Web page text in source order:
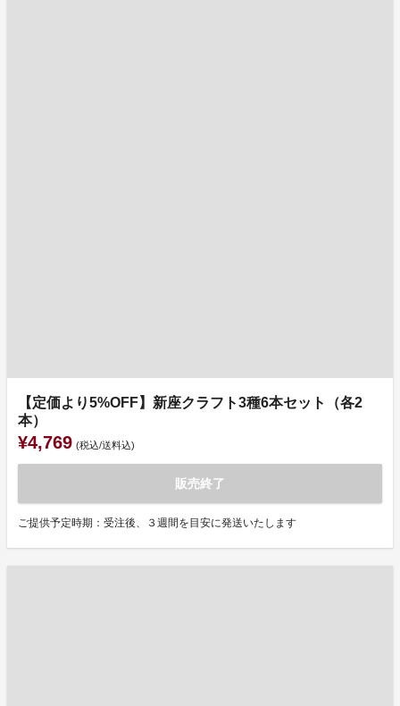
【定価より5%OFF】新座クラフト3種6本セット（各2
本）
¥4,769 (税込/送料込)
販売終了
ご提供予定時期：受注後、３週間を目安に発送いたします